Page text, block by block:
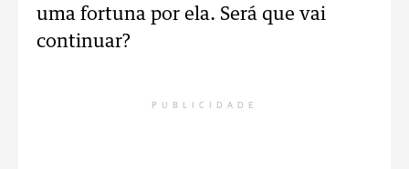
uma fortuna por ela. Será que vai
continuar?
PUBLICIDADE